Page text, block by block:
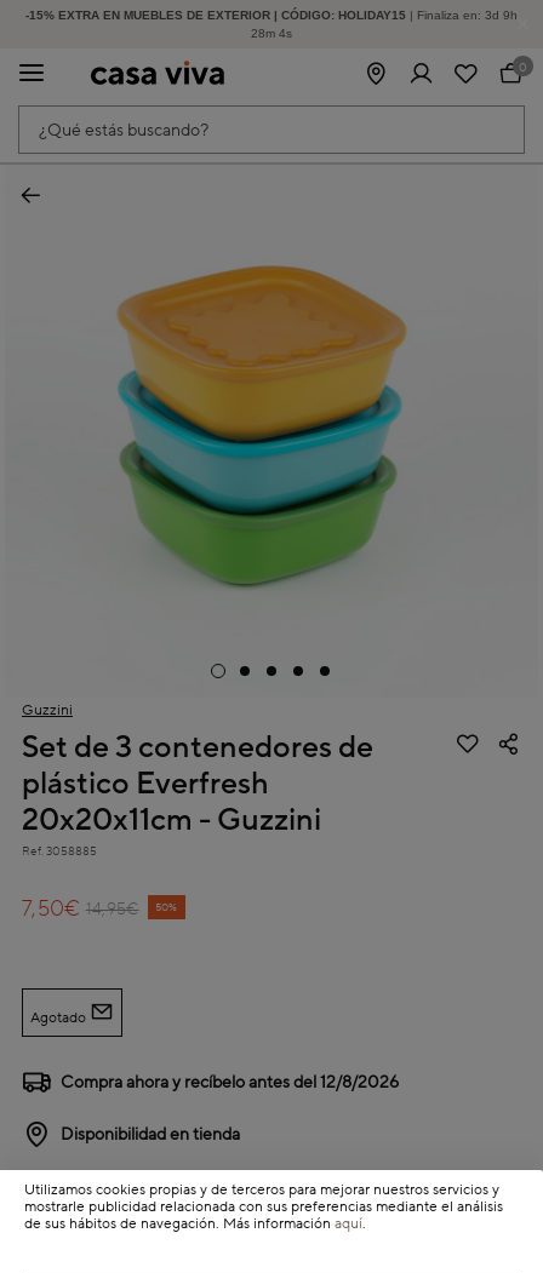
-15% EXTRA EN MUEBLES DE EXTERIOR | CÓDIGO: HOLIDAY15 | Finaliza en: 3d 9h
28m 3s
HASTA -60% DE DESCUENTO | SEGUNDAS REBAJAS
¿Qué estás buscando?
0
Guzzini
Set de 3 contenedores de
plástico Everfresh
20x20x11cm - Guzzini
Ref. 3058885
Price reduced from
14,95€
to 50%
7,50€
Agotado
Compra ahora y recíbelo antes del12/8/2026
Disponibilidad en tienda
Detalles del producto
Información de envío
Utilizamos cookies propias y de terceros para mejorar nuestros servicios y
mostrarle publicidad relacionada con sus preferencias mediante el análisis
de sus hábitos de navegación. Más información aquí.